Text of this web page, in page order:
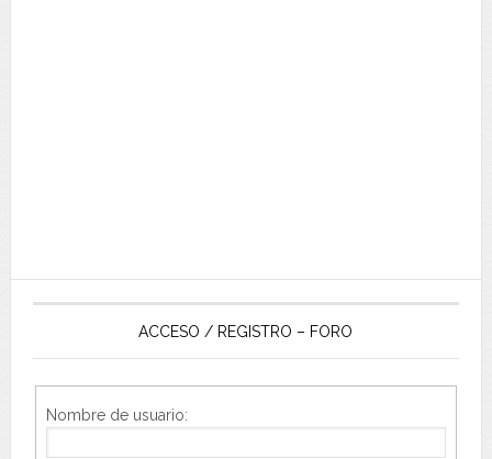
ACCESO / REGISTRO – FORO
Nombre de usuario: